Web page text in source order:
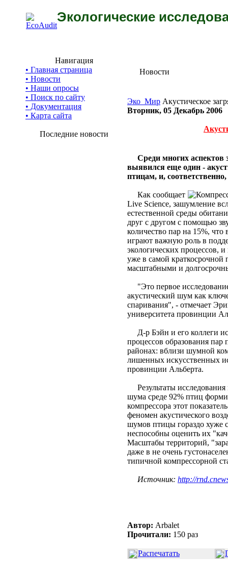
Экологические
Навигация
• Главная страница
• Новости
• Наши опросы
• Поиск по сайту
• Документация
• Карта сайта
Последние новости
Новости
Эко_Мир Акустическое
Вторник, 05 Декабрь 2006
Среди многих аспектов
выявился еще один -
птицам, и,
Как сообщает
Live Science, зашумление
естественной среды
друг с другом с помощью
количество пар на 15%,
играют важную роль в
экологических процессов,
уже в самой краткосрочной
масштабными и
"Это первое
акустический шум как
спаривания", - отмечает
университета провинции
Д-р Бэйн и его коллеги
процессов образования пар
районах: вблизи шумной
лишенных искусственных
провинции Альберта.
Результаты исследования
шума среде 92% птиц
компрессора этот
феномен акустического
шумов птицы гораздо хуже
неспособны оценить их
Масштабы территорий,
даже в не очень
типичной компрессорной
Источник: http://
Автор: Arbalet
Прочитали: 150 раз
Распечатать